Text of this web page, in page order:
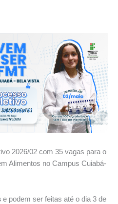
2026/02 com 35 vagas para o
Alimentos no Campus Cuiabá-
e podem ser feitas até o dia 3 de